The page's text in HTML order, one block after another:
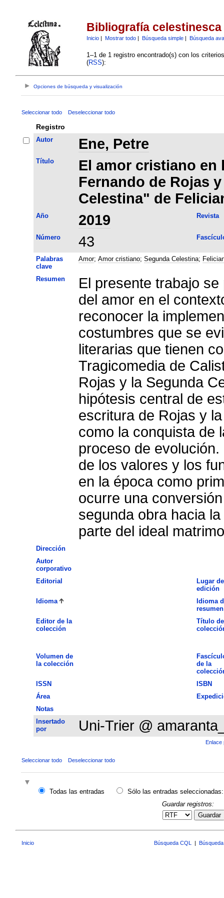
Bibliografía celestinesca
Inicio| Mostrar todo| Búsqueda simple| Búsqueda
1–1 de 1 registro encontrado(s) con los
(RSS):
Opciones de búsqueda y visualización
Seleccionar todo Deseleccionar todo
Registro
Autor Ene, Petre
Título
El amor cristiano en
Fernando de Rojas
Celestina" de
Año 2019 Revista
Número 43
Palabras
clave
Amor; Amor cristiano; Segunda Celestina;
Resumen
El presente trabajo
del amor en el
reconocer la
costumbres que se
literarias que tienen
Tragicomedia de
Rojas y la Segunda
hipótesis central de
escritura de Rojas y
como la conquista de
proceso de
de los valores y los
en la época como
ocurre una
segunda obra hacia
parte del ideal
Dirección
Autor
corporativo
Editorial
Lugar de
edición
Idioma
Idioma
resumen
Editor de la
colección
Título
Volumen de
la colección
de la
ISSN
ISBN
Área
Notas
Insertado
por
Uni-Trier @
Enlace
Seleccionar todo Deseleccionar todo
Todas las entradas
Sólo las entradas seleccionadas:
Guardar registros:
Guardar
Inicio Búsqueda CQL